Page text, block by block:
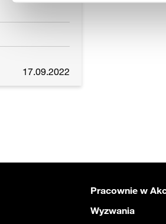
17.09.2022
Pracownie w
Wyzwania